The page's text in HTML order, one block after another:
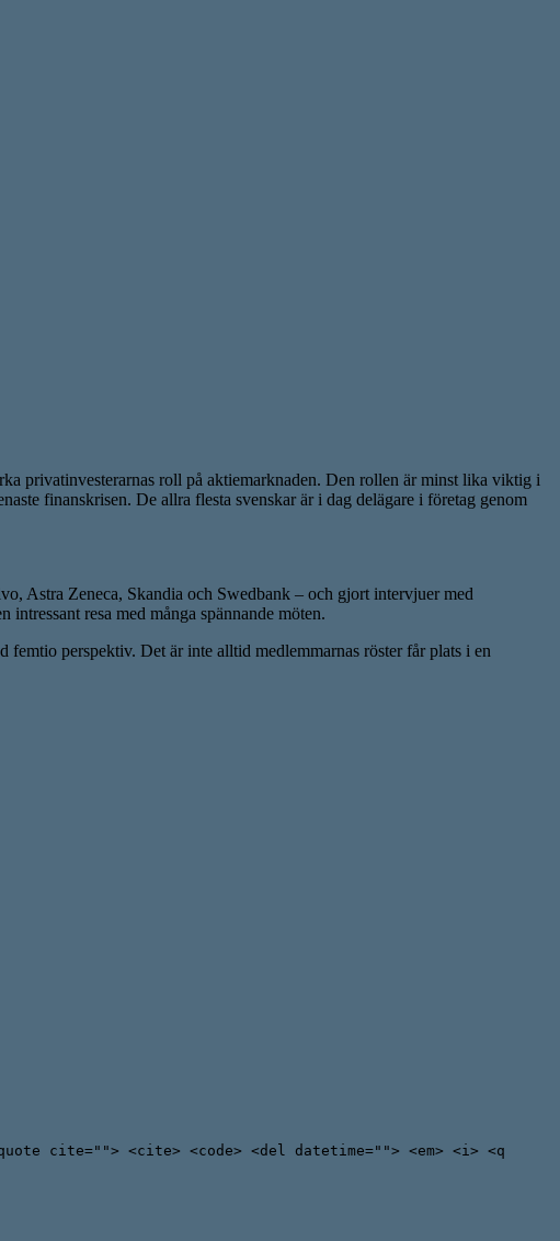
privatinvesterarnas roll på aktiemarknaden. Den rollen är minst lika viktig i
finanskrisen. De allra flesta svenskar är i dag delägare i företag genom
Astra Zeneca, Skandia och Swedbank – och gjort intervjuer med
resa med många spännande möten.
perspektiv. Det är inte alltid medlemmarnas röster får plats i en
cite=""> <cite> <code> <del datetime=""> <em> <i> <q